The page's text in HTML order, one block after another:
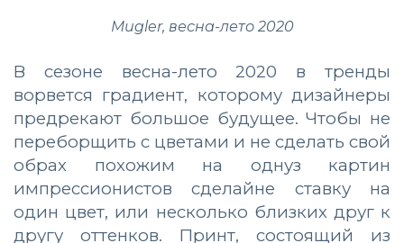
Mugler, весна-лето 2020
В сезоне весна-лето 2020 в тренды
ворвется градиент, которому дизайнеры
предрекают большое будущее. Чтобы не
переборщить с цветами и не сделать свой
обрах похожим на однуз картин
импрессионистов сделайне ставку на
один цвет, или несколько близких друг к
другу оттенков. Принт, состоящий из